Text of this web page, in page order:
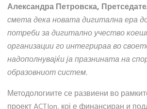
Александра Петровска,
смета дека новата дигитална ера
потреби за дигитално учество
организации го интегрираа во
надополнувајќи ја празнината на
образовниот систем.
Методологиите се развиени во